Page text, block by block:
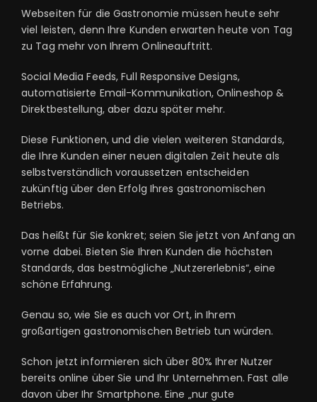
Webseiten für die Gastronomie müssen heute sehr
viel leisten, denn Ihre Kunden erwarten heute von Tag
zu Tag mehr von Ihrem Onlineauftritt.
Social Media Feeds, Full Responsive Designs,
automatisierte Email-Kommunikation, Onlineshop &
Direktbestellung, aber dazu später mehr.
Diese Funktionen, und die vielen weiteren Standards,
die Ihre Kunden einer neuen digitalen Zeit heute als
selbstverständlich voraussetzen entscheiden
zukünftig über den Erfolg Ihres gastronomischen
Betriebs.
Das heißt für Sie konkret; seien Sie jetzt von Anfang an
vorne dabei. Bieten Sie Ihren Kunden die höchsten
Standards, das bestmögliche „Nutzererlebnis“, eine
schöne Erfahrung.
Genau so, wie Sie es auch vor Ort, in Ihrem
großartigen gastronomischen Betrieb tun würden.
Schon jetzt informieren sich über 80% Ihrer Nutzer
bereits online über Sie und Ihr Unternehmen. Fast alle
davon über Ihr Smartphone. Eine „nur gute